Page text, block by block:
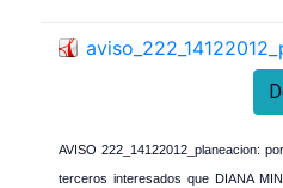
AVISO 222_14122012_planeacion:
terceros interesados que DIANA